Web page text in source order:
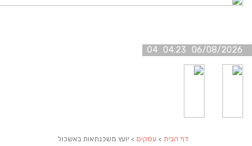
06/08/2026 04:23 04
דף הבית > עסקים > יועץ משכנתאות באשכול